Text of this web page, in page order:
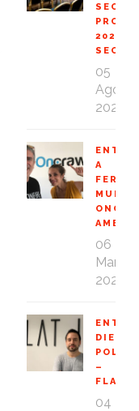
SEO
2020
05
Ago
2020
A
06
Mar
2020
DIEGO
POLO
–
04